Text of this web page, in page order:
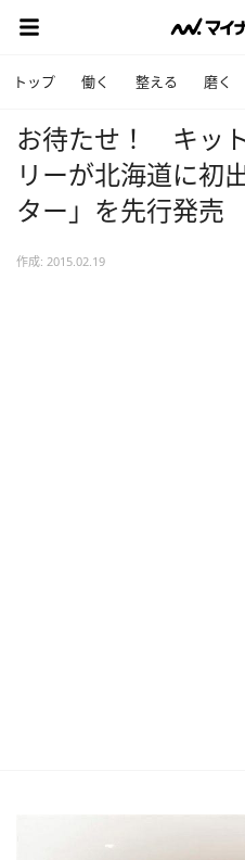
トップ 働く 整える 磨く
お待たせ！ キッ
リーが北海道に
ター」を先行発売
作成: 2015.02.19